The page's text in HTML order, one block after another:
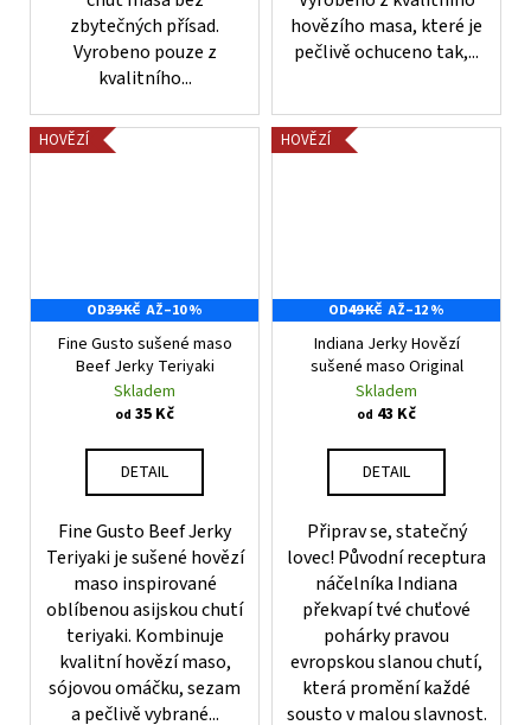
zbytečných přísad.
Vyrobeno pouze z
kvalitního...
hovězího masa, které je
pečlivě ochuceno tak,...
HOVĚZÍ
OD39 KČ AŽ–10 %
Fine Gusto sušené maso
Beef Jerky Teriyaki
Skladem
od 35 Kč
DETAIL
Fine Gusto Beef Jerky
Teriyaki je sušené hovězí
maso inspirované
oblíbenou asijskou chutí
teriyaki. Kombinuje
kvalitní hovězí maso,
sójovou omáčku, sezam
a pečlivě vybrané...
HOVĚZÍ
OD49 KČ AŽ–12 %
Indiana Jerky Hovězí
sušené maso Original
Skladem
od 43 Kč
DETAIL
Připrav se, statečný
lovec! Původní receptura
náčelníka Indiana
překvapí tvé chuťové
pohárky pravou
evropskou slanou chutí,
která promění každé
sousto v malou slavnost.